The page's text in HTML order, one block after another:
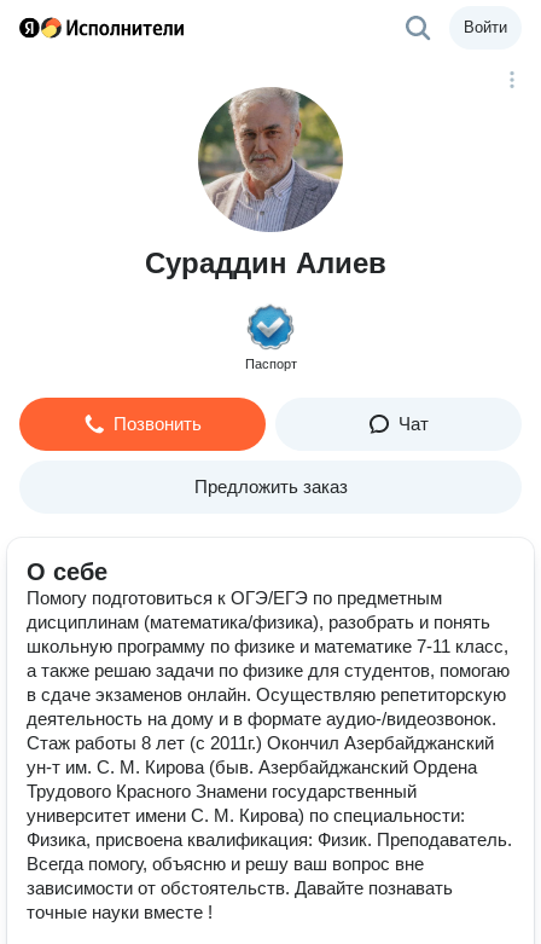
Войти
Сураддин Алиев
Паспорт
Позвонить Чат
Предложить заказ
О себе
Помогу подготовиться к ОГЭ/ЕГЭ по предметным
дисциплинам (математика/физика), разобрать и понять
школьную программу по физике и математике 7-11 класс,
а также решаю задачи по физике для студентов, помогаю
в сдаче экзаменов онлайн. Осуществляю репетиторскую
деятельность на дому и в формате аудио-/видеозвонок.
Стаж работы 8 лет (с 2011г.) Окончил Азербайджанский
ун-т им. С. М. Кирова (быв. Азербайджанский Ордена
Трудового Красного Знамени государственный
университет имени С. М. Кирова) по специальности:
Физика, присвоена квалификация: Физик. Преподаватель.
Всегда помогу, объясню и решу ваш вопрос вне
зависимости от обстоятельств. Давайте познавать
точные науки вместе !